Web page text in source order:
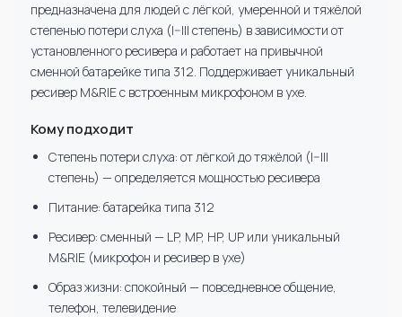
предназначена для людей с лёгкой, умеренной и тяжёлой
степенью потери слуха (I–III степень) в зависимости от
установленного ресивера и работает на привычной
сменной батарейке типа 312. Поддерживает уникальный
ресивер M&RIE с встроенным микрофоном в ухе.
Кому подходит
Степень потери слуха: от лёгкой до тяжёлой (I–III
степень) — определяется мощностью ресивера
Питание: батарейка типа 312
Ресивер: сменный — LP, MP, HP, UP или уникальный
M&RIE (микрофон и ресивер в ухе)
Образ жизни: спокойный — повседневное общение,
телефон, телевидение